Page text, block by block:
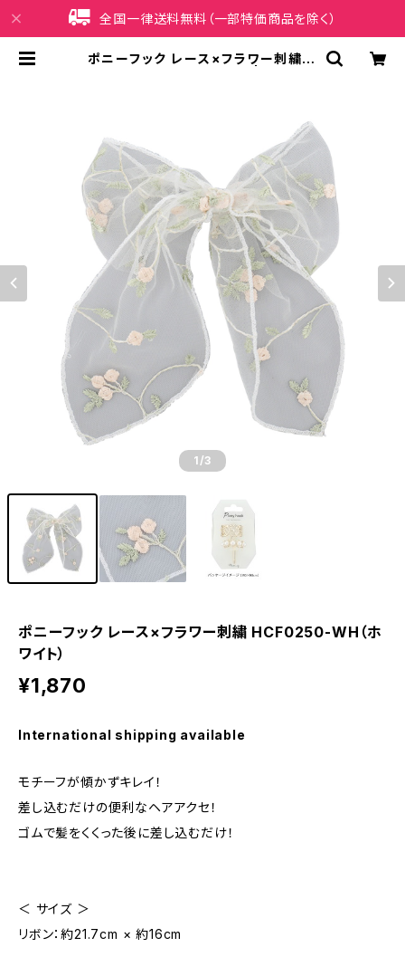
全国一律送料無料（一部特価商品を除く）
ポニーフック レース×フラワー刺繍 H
1 /3
ポニーフック レース×フラワー刺繍 HCF0250-WH（ホ
ワイト）
¥1,870
International shipping available
モチーフが傾かずキレイ！
差し込むだけの便利なヘアアクセ！
ゴムで髪をくくった後に差し込むだけ！
＜ サイズ ＞
リボン：約21.7cm × 約16cm